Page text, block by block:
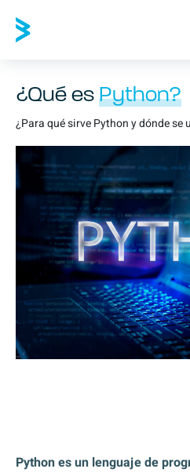
¿Qué es Python?
¿Para qué sirve Python y dónde se
Python es un lenguaje de